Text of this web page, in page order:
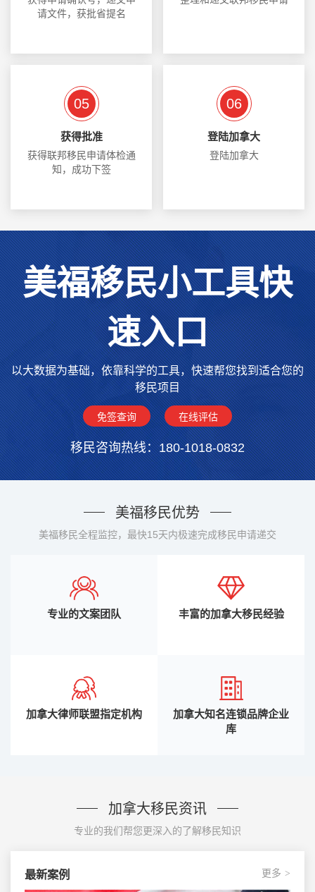
请文件，获批省提名
05
获得批准
获得联邦移民申请体检通
知，成功下签
06
登陆加拿大
登陆加拿大
美福移民小工具快
速入口
以大数据为基础，依靠科学的工具，快速帮您找到适合您的
移民项目
免签查询 在线评估
移民咨询热线：180-1018-0832
美福移民优势
美福移民全程监控，最快15天内极速完成移民申请递交
专业的文案团队 丰富的加拿大移民经验
加拿大律师联盟指定机构
加拿大知名连锁品牌企业
库
加拿大移民资讯
专业的我们帮您更深入的了解移民知识
最新案例 更多 >